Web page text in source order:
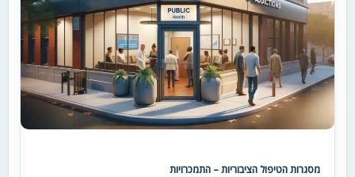
מסגרות הטיפול הציבוריות – התמכרויות